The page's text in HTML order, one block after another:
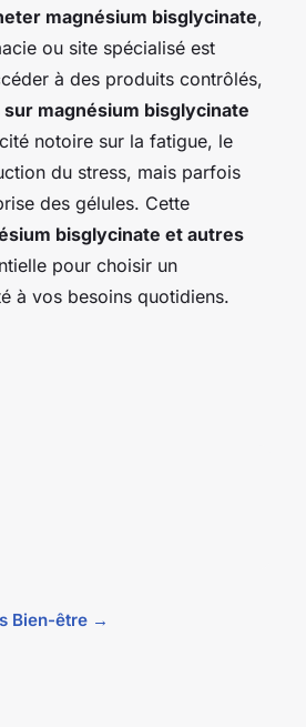
magnésium bisglycinate,
ou site spécialisé est
à des produits contrôlés,
sur magnésium bisglycinate
notoire sur la fatigue, le
du stress, mais parfois
des gélules. Cette
bisglycinate et autres
pour choisir un
à vos besoins quotidiens.
Bien-être →